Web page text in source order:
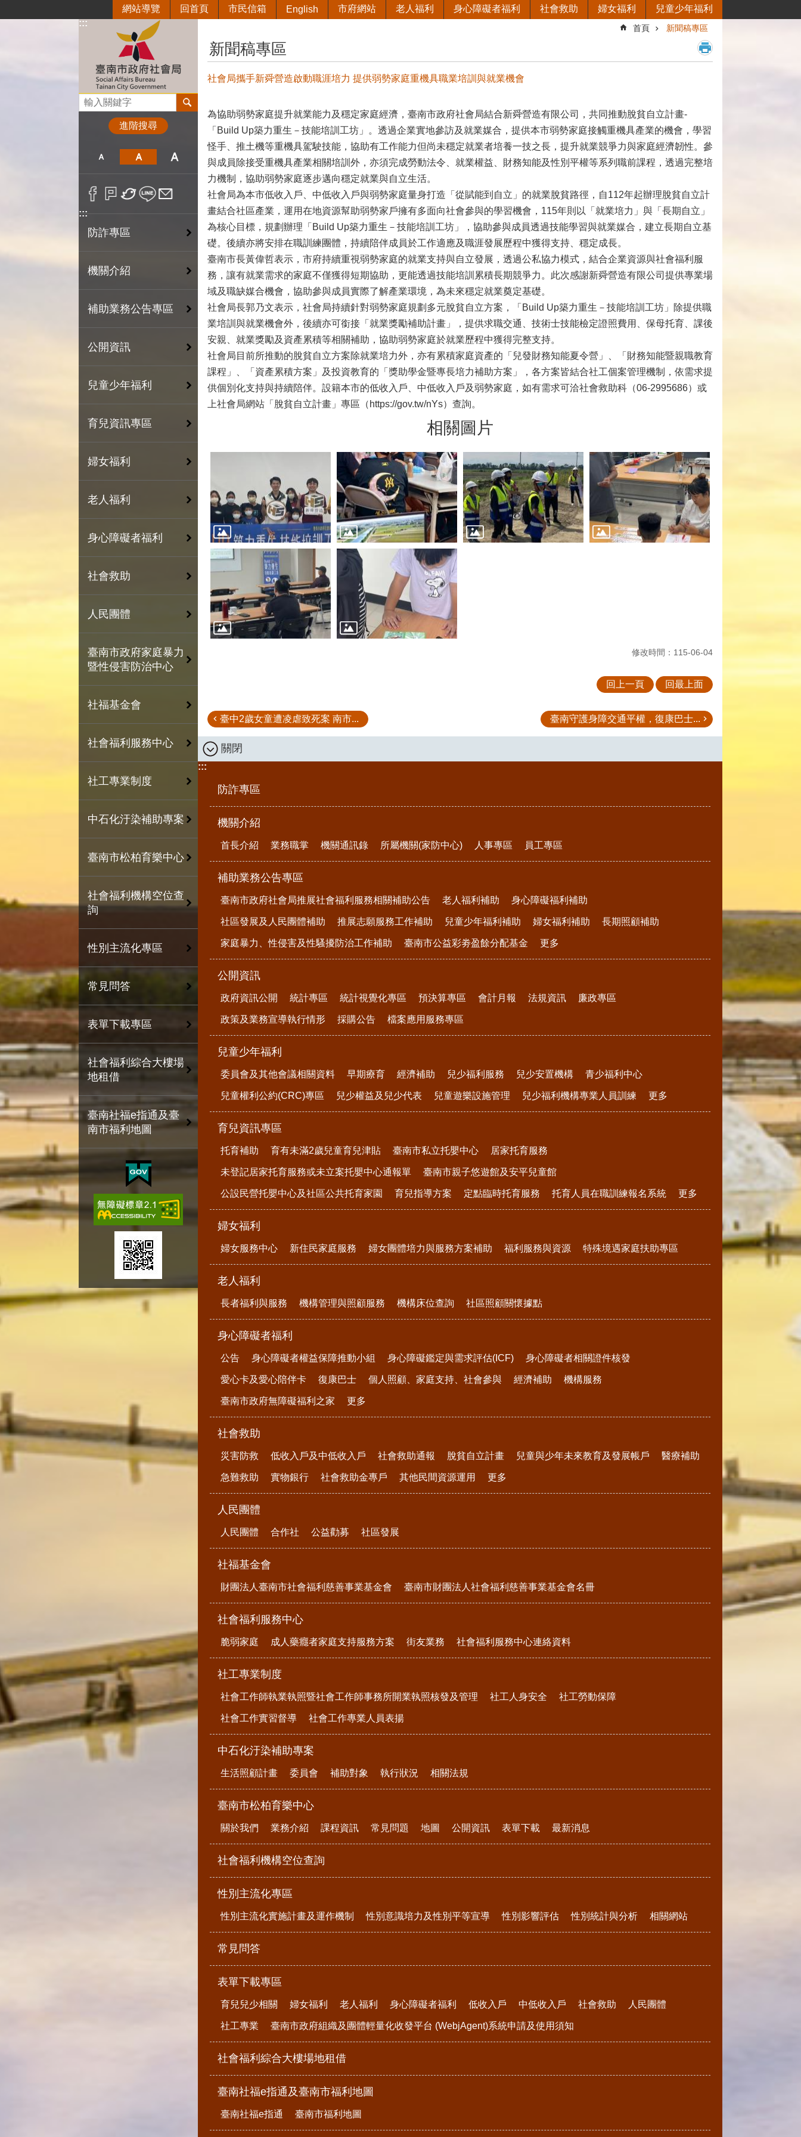
:::
網站導覽 回首頁 市民信箱 English 市府網站 老人福利 身心障礙者福利 社會救助 婦女福利 兒童少年福利
搜尋
進階搜尋
:::
防詐專區
機關介紹
補助業務公告專區
公開資訊
兒童少年福利
育兒資訊專區
婦女福利
老人福利
身心障礙者福利
社會救助
人民團體
臺南市政府家庭暴力
暨性侵害防治中心
社福基金會
社會福利服務中心
社工專業制度
中石化汙染補助專案
臺南市松柏育樂中心
社會福利機構空位查
詢
性別主流化專區
常見問答
表單下載專區
社會福利綜合大樓場
地租借
臺南社福e指通及臺
南市福利地圖
首頁 新聞稿專區
新聞稿專區
社會局攜手新舜營造啟動職涯培力 提供弱勢家庭重機具職業培訓與就業機會
為協助弱勢家庭提升就業能力及穩定家庭經濟，臺南市政府社會局結合新舜營造有限公司，共同推動脫貧自立計畫-
「Build Up築力重生－技能培訓工坊」。透過企業實地參訪及就業媒合，提供本市弱勢家庭接觸重機具產業的機會，學習
怪手、推土機等重機具駕駛技能，協助有工作能力但尚未穩定就業者培養一技之長，提升就業競爭力與家庭經濟韌性。參
與成員除接受重機具產業相關培訓外，亦須完成勞動法令、就業權益、財務知能及性別平權等系列職前課程，透過完整培
力機制，協助弱勢家庭逐步邁向穩定就業與自立生活。
社會局為本市低收入戶、中低收入戶與弱勢家庭量身打造「從賦能到自立」的就業脫貧路徑，自112年起辦理脫貧自立計
畫結合社區產業，運用在地資源幫助弱勢家戶擁有多面向社會參與的學習機會，115年則以「就業培力」與「長期自立」
為核心目標，規劃辦理「Build Up築力重生－技能培訓工坊」，協助參與成員透過技能學習與就業媒合，建立長期自立基
礎。後續亦將安排在職訓練團體，持續陪伴成員於工作適應及職涯發展歷程中獲得支持、穩定成長。
臺南市長黃偉哲表示，市府持續重視弱勢家庭的就業支持與自立發展，透過公私協力模式，結合企業資源與社會福利服
務，讓有就業需求的家庭不僅獲得短期協助，更能透過技能培訓累積長期競爭力。此次感謝新舜營造有限公司提供專業場
域及職缺媒合機會，協助參與成員實際了解產業環境，為未來穩定就業奠定基礎。
社會局長郭乃文表示，社會局持續針對弱勢家庭規劃多元脫貧自立方案，「Build Up築力重生－技能培訓工坊」除提供職
業培訓與就業機會外，後續亦可銜接「就業獎勵補助計畫」，提供求職交通、技術士技能檢定證照費用、保母托育、課後
安親、就業獎勵及資產累積等相關補助，協助弱勢家庭於就業歷程中獲得完整支持。
社會局目前所推動的脫貧自立方案除就業培力外，亦有累積家庭資產的「兒發財務知能夏令營」、「財務知能暨親職教育
課程」、「資產累積方案」及投資教育的「獎助學金暨專長培力補助方案」，各方案皆結合社工個案管理機制，依需求提
供個別化支持與持續陪伴。設籍本市的低收入戶、中低收入戶及弱勢家庭，如有需求可洽社會救助科（06-2995686）或
上社會局網站「脫貧自立計畫」專區（https://gov.tw/nYs）查詢。
相關圖片
修改時間：115-06-04
回上一頁 回最上面
臺中2歲女童遭凌虐致死案 南市... 臺南守護身障交通平權，復康巴士...
關閉
:::
防詐專區
機關介紹
首長介紹 業務職掌 機關通訊錄 所屬機關(家防中心) 人事專區 員工專區
補助業務公告專區
臺南市政府社會局推展社會福利服務相關補助公告 老人福利補助 身心障礙福利補助
社區發展及人民團體補助 推展志願服務工作補助 兒童少年福利補助 婦女福利補助 長期照顧補助
家庭暴力、性侵害及性騷擾防治工作補助 臺南市公益彩劵盈餘分配基金 更多
公開資訊
政府資訊公開 統計專區 統計視覺化專區 預決算專區 會計月報 法規資訊 廉政專區
政策及業務宣導執行情形 採購公告 檔案應用服務專區
兒童少年福利
委員會及其他會議相關資料 早期療育 經濟補助 兒少福利服務 兒少安置機構 青少福利中心
兒童權利公約(CRC)專區 兒少權益及兒少代表 兒童遊樂設施管理 兒少福利機構專業人員訓練 更多
育兒資訊專區
托育補助 育有未滿2歲兒童育兒津貼 臺南市私立托嬰中心 居家托育服務
未登記居家托育服務或未立案托嬰中心通報單 臺南市親子悠遊館及安平兒童館
公設民營托嬰中心及社區公共托育家園 育兒指導方案 定點臨時托育服務 托育人員在職訓練報名系統 更多
婦女福利
婦女服務中心 新住民家庭服務 婦女團體培力與服務方案補助 福利服務與資源 特殊境遇家庭扶助專區
老人福利
長者福利與服務 機構管理與照顧服務 機構床位查詢 社區照顧關懷據點
身心障礙者福利
公告 身心障礙者權益保障推動小組 身心障礙鑑定與需求評估(ICF) 身心障礙者相關證件核發
愛心卡及愛心陪伴卡 復康巴士 個人照顧、家庭支持、社會參與 經濟補助 機構服務
臺南市政府無障礙福利之家 更多
社會救助
災害防救 低收入戶及中低收入戶 社會救助通報 脫貧自立計畫 兒童與少年未來教育及發展帳戶 醫療補助
急難救助 實物銀行 社會救助金專戶 其他民間資源運用 更多
人民團體
人民團體 合作社 公益勸募 社區發展
社福基金會
財團法人臺南市社會福利慈善事業基金會 臺南市財團法人社會福利慈善事業基金會名冊
社會福利服務中心
脆弱家庭 成人藥癮者家庭支持服務方案 街友業務 社會福利服務中心連絡資料
社工專業制度
社會工作師執業執照暨社會工作師事務所開業執照核發及管理 社工人身安全 社工勞動保障
社會工作實習督導 社會工作專業人員表揚
中石化汙染補助專案
生活照顧計畫 委員會 補助對象 執行狀況 相關法規
臺南市松柏育樂中心
關於我們 業務介紹 課程資訊 常見問題 地圖 公開資訊 表單下載 最新消息
社會福利機構空位查詢
性別主流化專區
性別主流化實施計畫及運作機制 性別意識培力及性別平等宣導 性別影響評估 性別統計與分析 相關網站
常見問答
表單下載專區
育兒兒少相關 婦女福利 老人福利 身心障礙者福利 低收入戶 中低收入戶 社會救助 人民團體
社工專業 臺南市政府組織及團體輕量化收發平台 (WebjAgent)系統申請及使用須知
社會福利綜合大樓場地租借
臺南社福e指通及臺南市福利地圖
臺南社福e指通 臺南市福利地圖